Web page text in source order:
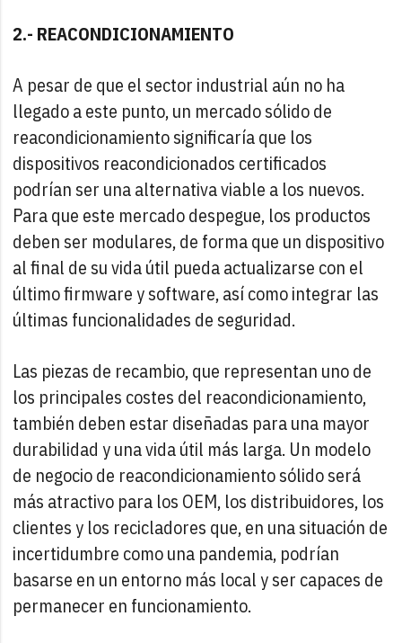
2.- REACONDICIONAMIENTO
A pesar de que el sector industrial aún no ha
llegado a este punto, un mercado sólido de
reacondicionamiento significaría que los
dispositivos reacondicionados certificados
podrían ser una alternativa viable a los nuevos.
Para que este mercado despegue, los productos
deben ser modulares, de forma que un dispositivo
al final de su vida útil pueda actualizarse con el
último firmware y software, así como integrar las
últimas funcionalidades de seguridad.
Las piezas de recambio, que representan uno de
los principales costes del reacondicionamiento,
también deben estar diseñadas para una mayor
durabilidad y una vida útil más larga. Un modelo
de negocio de reacondicionamiento sólido será
más atractivo para los OEM, los distribuidores, los
clientes y los recicladores que, en una situación de
incertidumbre como una pandemia, podrían
basarse en un entorno más local y ser capaces de
permanecer en funcionamiento.